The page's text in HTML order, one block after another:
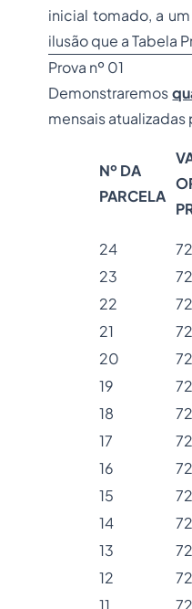
inicial tomado, a
ilusão que a Tabela
Prova nº 01
Demonstraremos
mensais atualizadas
Nº DA
PARCELA
24
23
22
21
20
19
18
17
16
15
14
13
12
11